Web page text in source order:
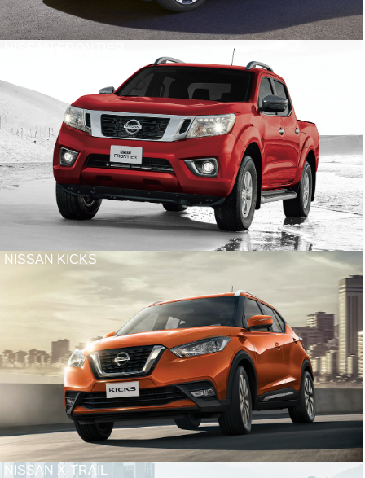
NISSAN KICKS
NISSAN X-TRAIL